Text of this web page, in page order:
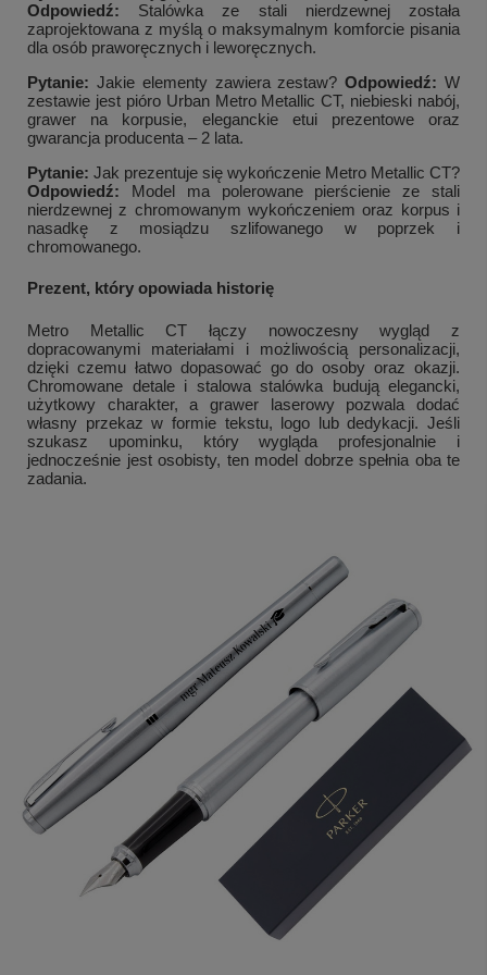
Odpowiedź: Stalówka ze stali nierdzewnej została
zaprojektowana z myślą o maksymalnym komforcie pisania
dla osób praworęcznych i leworęcznych.
Pytanie: Jakie elementy zawiera zestaw?Odpowiedź: W
zestawie jest pióro Urban Metro Metallic CT, niebieski nabój,
grawer na korpusie, eleganckie etui prezentowe oraz
gwarancja producenta – 2 lata.
Pytanie: Jak prezentuje się wykończenie Metro Metallic CT?
Odpowiedź: Model ma polerowane pierścienie ze stali
nierdzewnej z chromowanym wykończeniem oraz korpus i
nasadkę z mosiądzu szlifowanego w poprzek i
chromowanego.
Prezent, który opowiada historię
Metro Metallic CT łączy nowoczesny wygląd z
dopracowanymi materiałami i możliwością personalizacji,
dzięki czemu łatwo dopasować go do osoby oraz okazji.
Chromowane detale i stalowa stalówka budują elegancki,
użytkowy charakter, a grawer laserowy pozwala dodać
własny przekaz w formie tekstu, logo lub dedykacji. Jeśli
szukasz upominku, który wygląda profesjonalnie i
jednocześnie jest osobisty, ten model dobrze spełnia oba te
zadania.